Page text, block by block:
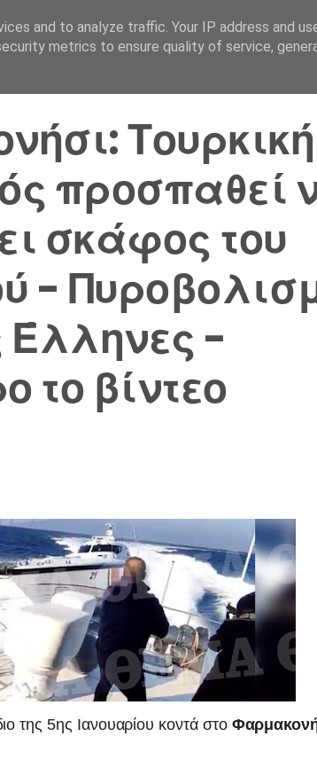
Αρχική Σελίδα Ελλάδα
Τουρκική
προσπαθεί
σκάφος του
-
Έλληνες -
το βίντεο
της 5ης Ιανουαρίου κοντά στο
and to analyze traffic. Your IP address and
metrics to ensure quality of service,